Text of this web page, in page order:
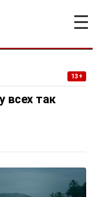
☰
13+
всех так